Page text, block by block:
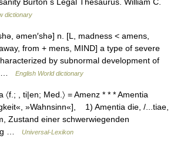
dictionary
əmen′shə] n. [L, madness < amens,
from + mens, MIND] a type of severe
by subnormal development of
…
English World dictionary
, ti|en; Med.〉 = Amenz * * * Amentia
»Wahnsinn«], 1) Amẹntia die, /...tiae,
Zustand einer schwerwiegenden
…
Universal-Lexikon